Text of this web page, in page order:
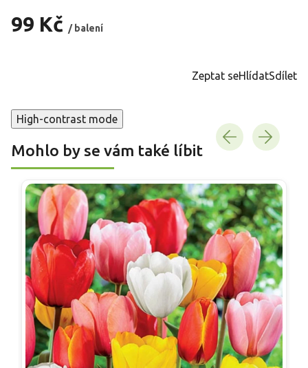
99 Kč / balení
Zeptat seHlídatSdílet
High-contrast mode
Mohlo by se vám také líbit